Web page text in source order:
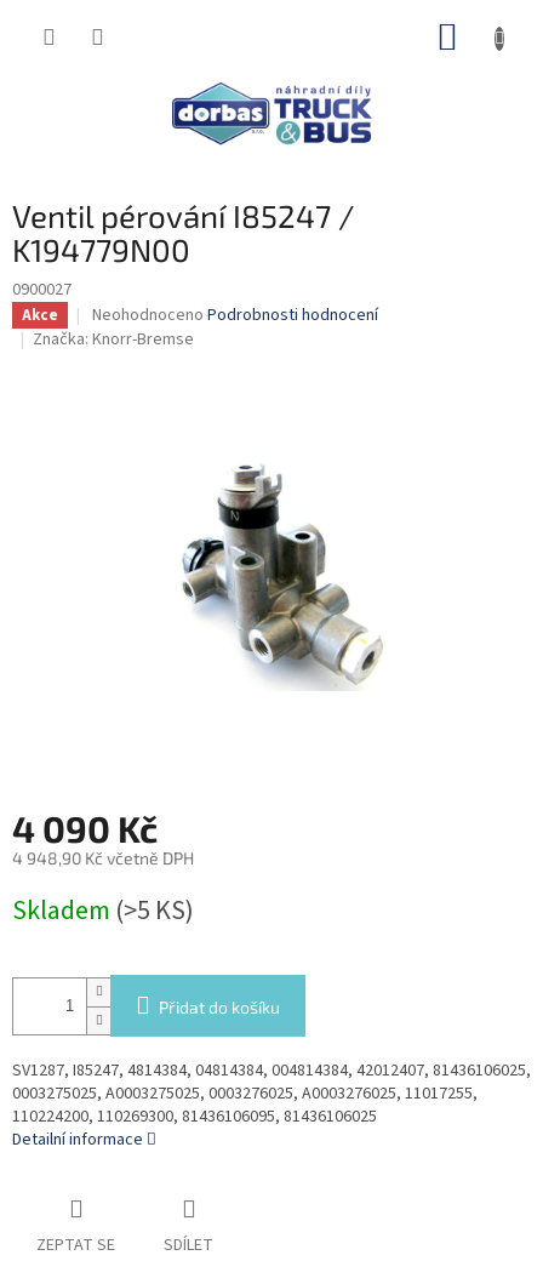
Ventil pérování I85247 /
K194779N00
0900027
Akce
Průměrné
hodnocení
Neohodnoceno Podrobnosti hodnocení
Značka: Knorr-Bremse
4 090 Kč
4 948,90 Kč včetně DPH
cena:
Skladem (>5 KS)
Přidat do košíku
SV1287, I85247, 4814384, 04814384, 004814384, 42012407, 81436106025,
0003275025, A0003275025, 0003276025, A0003276025, 11017255,
110224200, 110269300, 81436106095, 81436106025
Detailní informace
ZEPTAT SE SDÍLET